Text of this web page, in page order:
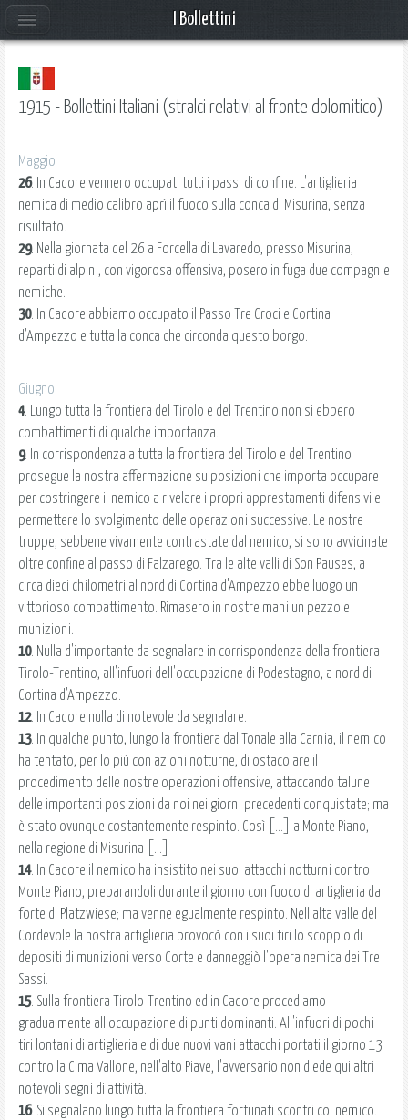
1915 - Bollettini Italiani (stralci relativi al fronte dolomitico)
Maggio
26. In Cadore vennero occupati tutti i passi di confine. L'artiglieria
nemica di medio calibro aprì il fuoco sulla conca di Misurina, senza
risultato.
29. Nella giornata del 26 a Forcella di Lavaredo, presso Misurina,
reparti di alpini, con vigorosa offensiva, posero in fuga due compagnie
nemiche.
30. In Cadore abbiamo occupato il Passo Tre Croci e Cortina
d'Ampezzo e tutta la conca che circonda questo borgo.
Giugno
4. Lungo tutta la frontiera del Tirolo e del Trentino non si ebbero
combattimenti di qualche importanza.
9. In corrispondenza a tutta la frontiera del Tirolo e del Trentino
prosegue la nostra affermazione su posizioni che importa occupare
per costringere il nemico a rivelare i propri apprestamenti difensivi e
permettere lo svolgimento delle operazioni successive. Le nostre
truppe, sebbene vivamente contrastate dal nemico, si sono avvicinate
oltre confine al passo di Falzarego. Tra le alte valli di Son Pauses, a
circa dieci chilometri al nord di Cortina d'Ampezzo ebbe luogo un
vittorioso combattimento. Rimasero in nostre mani un pezzo e
munizioni.
10. Nulla d'importante da segnalare in corrispondenza della frontiera
Tirolo-Trentino, all'infuori dell'occupazione di Podestagno, a nord di
Cortina d'Ampezzo.
12. In Cadore nulla di notevole da segnalare.
13. In qualche punto, lungo la frontiera dal Tonale alla Carnia, il nemico
ha tentato, per lo più con azioni notturne, di ostacolare il
procedimento delle nostre operazioni offensive, attaccando talune
delle importanti posizioni da noi nei giorni precedenti conquistate; ma
è stato ovunque costantemente respinto. Così [...] a Monte Piano,
nella regione di Misurina [...]
14. In Cadore il nemico ha insistito nei suoi attacchi notturni contro
Monte Piano, preparandoli durante il giorno con fuoco di artiglieria dal
forte di Platzwiese; ma venne egualmente respinto. Nell'alta valle del
Cordevole la nostra artiglieria provocò con i suoi tiri lo scoppio di
depositi di munizioni verso Corte e danneggiò l'opera nemica dei Tre
Sassi.
15. Sulla frontiera Tirolo-Trentino ed in Cadore procediamo
gradualmente all'occupazione di punti dominanti. All'infuori di pochi
tiri lontani di artiglieria e di due nuovi vani attacchi portati il giorno 13
contro la Cima Vallone, nell'alto Piave, l'avversario non diede qui altri
notevoli segni di attività.
16. Si segnalano lungo tutta la frontiera fortunati scontri col nemico.
I Bollettini